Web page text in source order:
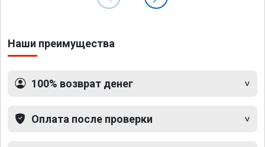
Наши преимущества
100% возврат денег
Оплата после проверки